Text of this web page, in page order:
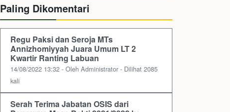
Paling Dikomentari
Regu Paksi dan Seroja MTs
Annizhomiyyah Juara Umum LT 2
Kwartir Ranting Labuan
14/08/2022 13:32 - Oleh Administrator - Dilihat 2085
kali
Serah Terima Jabatan OSIS dari